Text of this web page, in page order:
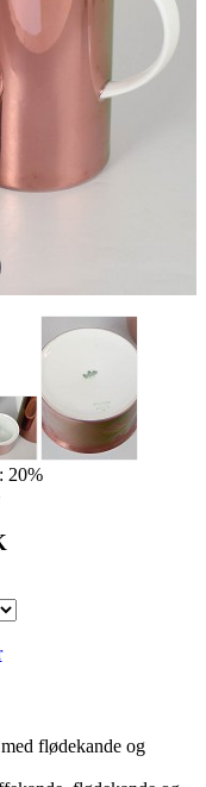
20%
flødekande og